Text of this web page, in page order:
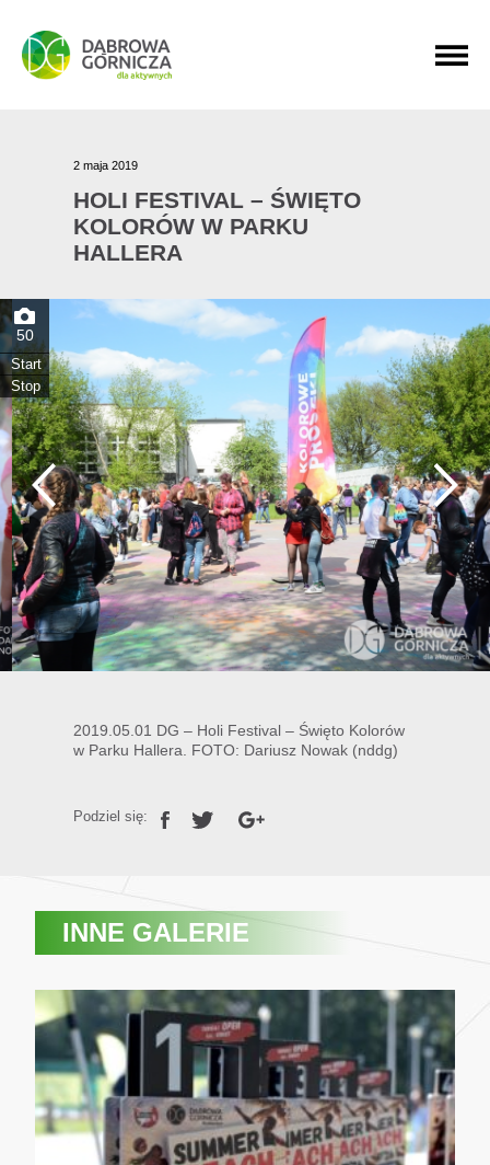
PRZEJDŹ DO MENU GŁÓWNEGO
PRZEJDŹ DO WYSZUKIWARKI
PRZEJDŹ DO TREŚCI
2 maja 2019
HOLI FESTIVAL – ŚWIĘTO
KOLORÓW W PARKU
HALLERA
50
Start
Stop
2019.05.01 DG – Holi Festival – Święto Kolorów
w Parku Hallera. FOTO: Dariusz Nowak (nddg)
Podziel się:
INNE GALERIE